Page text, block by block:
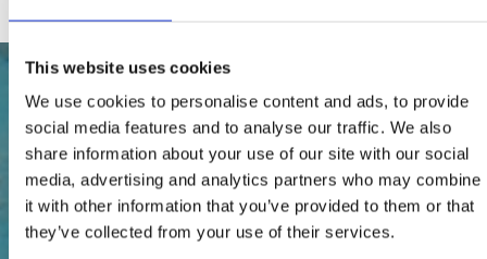
This website uses cookies
We use cookies to personalise content and ads, to provide
social media features and to analyse our traffic. We also
share information about your use of our site with our social
media, advertising and analytics partners who may combine
it with other information that you’ve provided to them or that
they’ve collected from your use of their services.